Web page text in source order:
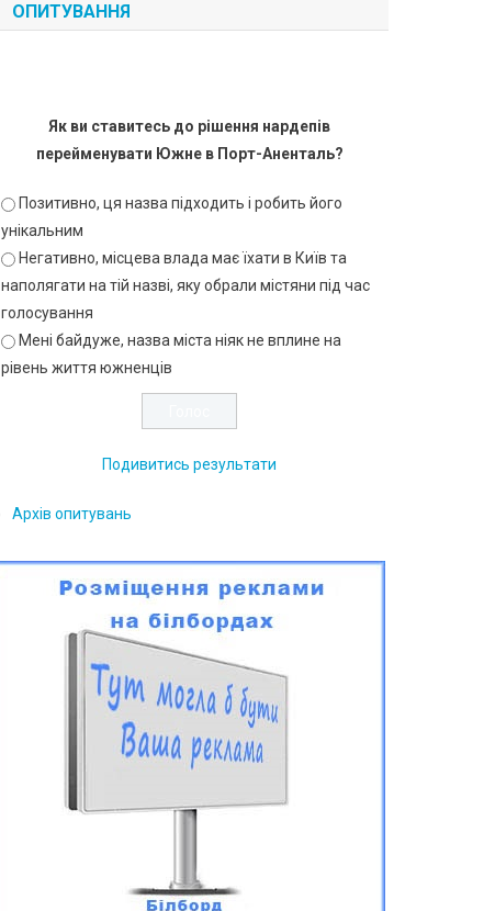
ОПИТУВАННЯ
Як ви ставитесь до рішення нардепів
перейменувати Южне в Порт-Аненталь?
Позитивно, ця назва підходить і робить його
унікальним
Негативно, місцева влада має їхати в Київ та
наполягати на тій назві, яку обрали містяни під час
голосування
Мені байдуже, назва міста ніяк не вплине на
рівень життя южненців
Подивитись результати
Архів опитувань